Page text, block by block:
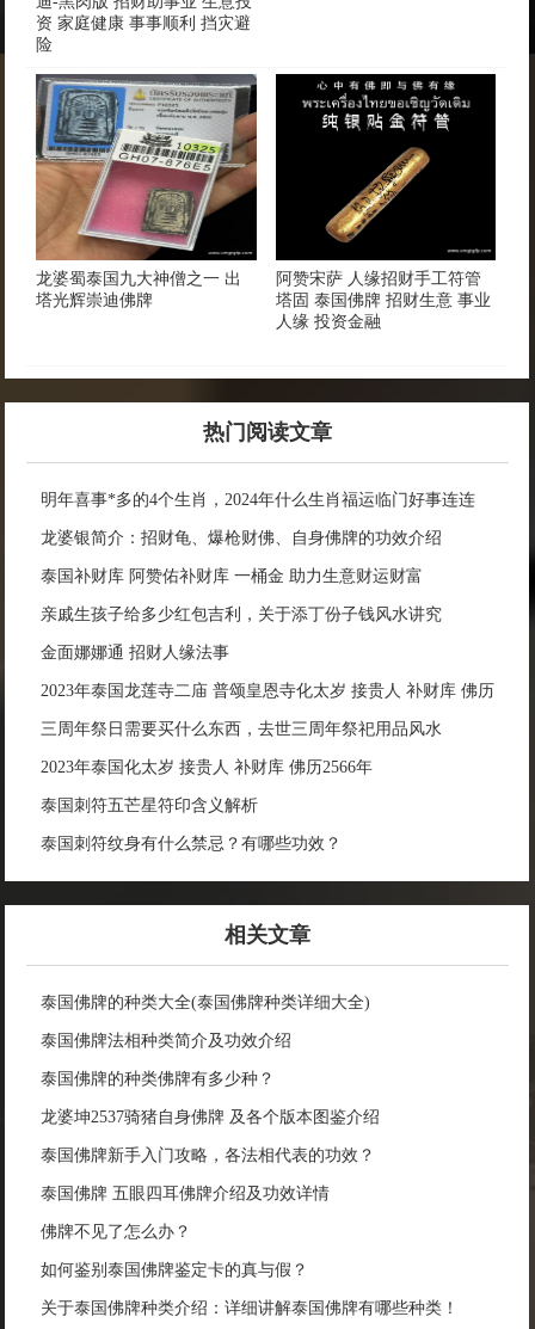
资 家庭健康 事事顺利 挡灾避
险
龙婆蜀泰国九大神僧之一 出
塔光辉崇迪佛牌
阿赞宋萨 人缘招财手工符管
塔固 泰国佛牌 招财生意 事业
人缘 投资金融
热门阅读文章
明年喜事*多的4个生肖，2024年什么生肖福运临门好事连连
龙婆银简介：招财龟、爆枪财佛、自身佛牌的功效介绍
泰国补财库 阿赞佑补财库 一桶金 助力生意财运财富
亲戚生孩子给多少红包吉利，关于添丁份子钱风水讲究
金面娜娜通 招财人缘法事
2023年泰国龙莲寺二庙 普颂皇恩寺化太岁 接贵人 补财库 佛历
2566年
三周年祭日需要买什么东西，去世三周年祭祀用品风水
2023年泰国化太岁 接贵人 补财库 佛历2566年
泰国刺符五芒星符印含义解析
泰国刺符纹身有什么禁忌？有哪些功效？
相关文章
泰国佛牌的种类大全(泰国佛牌种类详细大全)
泰国佛牌法相种类简介及功效介绍
泰国佛牌的种类佛牌有多少种？
龙婆坤2537骑猪自身佛牌 及各个版本图鉴介绍
泰国佛牌新手入门攻略，各法相代表的功效？
泰国佛牌 五眼四耳佛牌介绍及功效详情
佛牌不见了怎么办？
如何鉴别泰国佛牌鉴定卡的真与假？
关于泰国佛牌种类介绍：详细讲解泰国佛牌有哪些种类！